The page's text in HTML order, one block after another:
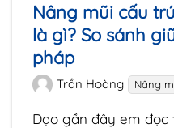
Nâng mũi cấu
là gì? So sánh
pháp
Trần Hoàng Nâng
Dạo gần đây em